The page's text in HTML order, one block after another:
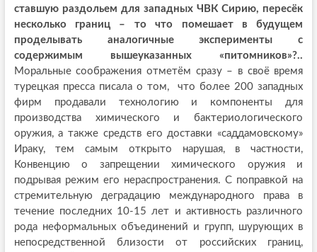
ставшую раздольем для западных ЧВК Сирию, пересёк
несколько границ – то что помешает в будущем
проделывать аналогичные эксперименты с
содержимым вышеуказанных «питомников»?..
Моральные соображения отметём сразу – в своё время
турецкая пресса писала о том, что более 200 западных
фирм продавали технологию и компоненты для
производства химического и бактериологического
оружия, а также средств его доставки «саддамовскому»
Ираку, тем самым открыто нарушая, в частности,
Конвенцию о запрещении химического оружия и
подрывая режим его нераспространения. С поправкой на
стремительную деградацию международного права в
течение последних 10-15 лет и активность различного
рода неформальных объединений и групп, шурующих в
непосредственной близости от российских границ,